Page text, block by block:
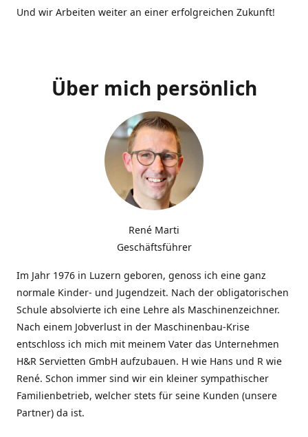
Und wir Arbeiten weiter an einer erfolgreichen Zukunft!
Über mich persönlich
René Marti
Geschäftsführer
Im Jahr 1976 in Luzern geboren, genoss ich eine ganz
normale Kinder- und Jugendzeit. Nach der obligatorischen
Schule absolvierte ich eine Lehre als Maschinenzeichner.
Nach einem Jobverlust in der Maschinenbau-Krise
entschloss ich mich mit meinem Vater das Unternehmen
H&R Servietten GmbH aufzubauen. H wie Hans und R wie
René. Schon immer sind wir ein kleiner sympathischer
Familienbetrieb, welcher stets für seine Kunden (unsere
Partner) da ist.